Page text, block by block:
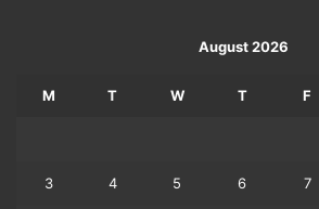
August 2026
M T W T F
3 4 5 6 7